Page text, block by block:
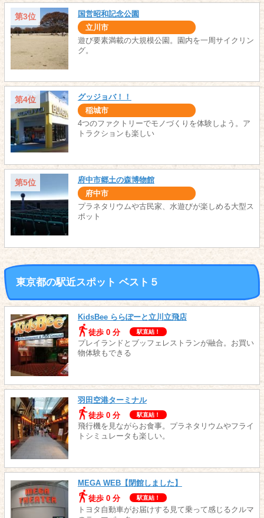
第3位 国営昭和記念公園
立川市
遊び要素満載の大規模公園。園内を一周サイクリン
グ。
第4位 グッジョバ！！
稲城市
4つのファクトリーでモノづくりを体験しよう。ア
トラクションも楽しい
第5位 府中市郷土の森博物館
府中市
プラネタリウムや古民家、水遊びが楽しめる大型ス
ポット
東京都の駅近スポット ベスト５
KidsBee ららぽーと立川立飛店
徒歩 0 分
駅直結！
プレイランドとブッフェレストランが融合。お買い
物体験もできる
羽田空港ターミナル
徒歩 0 分
駅直結！
飛行機を見ながらお食事。プラネタリウムやフライ
トシミュレータも楽しい。
MEGA WEB【閉館しました】
徒歩 0 分
駅直結！
トヨタ自動車がお届けする見て乗って感じるクルマ